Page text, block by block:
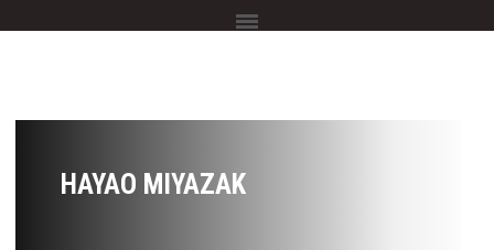
HAYAO MIYAZAK